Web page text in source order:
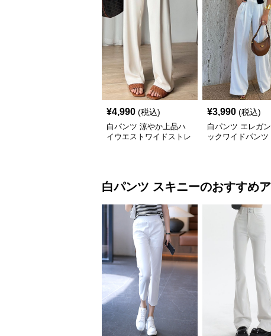
¥4,990 (税込)
白パンツ 涼やか上品ハ
イウエストワイドストレ
¥3,990 (税込)
白パンツ エレガ
ックワイドパンツ
白パンツ スキニーのおすすめ